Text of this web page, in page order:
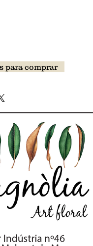
para comprar